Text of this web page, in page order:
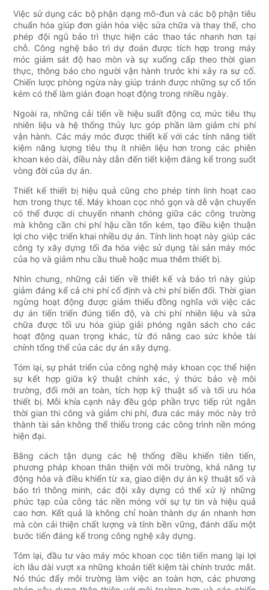
Việc sử dụng các bộ phận dạng mô-đun và các bộ phận tiêu
chuẩn hóa giúp đơn giản hóa việc sửa chữa và thay thế, cho
phép đội ngũ bảo trì thực hiện các thao tác nhanh hơn tại
chỗ. Công nghệ bảo trì dự đoán được tích hợp trong máy
móc giám sát độ hao mòn và sự xuống cấp theo thời gian
thực, thông báo cho người vận hành trước khi xảy ra sự cố.
Chiến lược phòng ngừa này giúp tránh được những sự cố tốn
kém có thể làm gián đoạn hoạt động trong nhiều ngày.
Ngoài ra, những cải tiến về hiệu suất động cơ, mức tiêu thụ
nhiên liệu và hệ thống thủy lực góp phần làm giảm chi phí
vận hành. Các máy móc được thiết kế với các tính năng tiết
kiệm năng lượng tiêu thụ ít nhiên liệu hơn trong các phiên
khoan kéo dài, điều này dẫn đến tiết kiệm đáng kể trong suốt
vòng đời của dự án.
Thiết kế thiết bị hiệu quả cũng cho phép tính linh hoạt cao
hơn trong thực tế. Máy khoan cọc nhỏ gọn và dễ vận chuyển
có thể được di chuyển nhanh chóng giữa các công trường
mà không cần chi phí hậu cần tốn kém, tạo điều kiện thuận
lợi cho việc triển khai nhiều dự án. Tính linh hoạt này giúp các
công ty xây dựng tối đa hóa việc sử dụng tài sản máy móc
của họ và giảm nhu cầu thuê hoặc mua thêm thiết bị.
Nhìn chung, những cải tiến về thiết kế và bảo trì này giúp
giảm đáng kể cả chi phí cố định và chi phí biến đổi. Thời gian
ngừng hoạt động được giảm thiểu đồng nghĩa với việc các
dự án tiến triển đúng tiến độ, và chi phí nhiên liệu và sửa
chữa được tối ưu hóa giúp giải phóng ngân sách cho các
hoạt động quan trọng khác, từ đó nâng cao sức khỏe tài
chính tổng thể của các dự án xây dựng.
Tóm lại, sự phát triển của công nghệ máy khoan cọc thể hiện
sự kết hợp giữa kỹ thuật chính xác, ý thức bảo vệ môi
trường, đổi mới an toàn, tích hợp kỹ thuật số và tối ưu hóa
thiết bị. Mỗi khía cạnh này đều góp phần trực tiếp rút ngắn
thời gian thi công và giảm chi phí, đưa các máy móc này trở
thành tài sản không thể thiếu trong các công trình nền móng
hiện đại.
Bằng cách tận dụng các hệ thống điều khiển tiên tiến,
phương pháp khoan thân thiện với môi trường, khả năng tự
động hóa và điều khiển từ xa, giao diện dự án kỹ thuật số và
bảo trì thông minh, các đội xây dựng có thể xử lý những
phức tạp của công tác nền móng với sự tự tin và hiệu quả
cao hơn. Kết quả là không chỉ hoàn thành dự án nhanh hơn
mà còn cải thiện chất lượng và tính bền vững, đánh dấu một
bước tiến đáng kể trong công nghệ xây dựng.
Tóm lại, đầu tư vào máy móc khoan cọc tiên tiến mang lại lợi
ích lâu dài vượt xa những khoản tiết kiệm tài chính trước mắt.
Nó thúc đẩy môi trường làm việc an toàn hơn, các phương